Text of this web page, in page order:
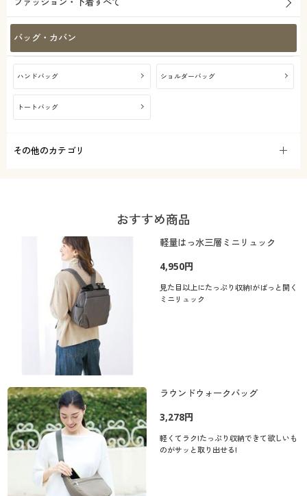
バッグ・カバン
ハンドバッグ ショルダーバッグ
トートバッグ
その他のカテゴリ
おすすめ商品
軽量はっ水三層ミニリュック
4,950円
見た目以上にたっぷり収納!がばっと開く
ミニリュック
ラウンドウォークバッグ
3,278円
軽くてラク!たっぷり収納できて欲しいも
のがサッと取り出せる!